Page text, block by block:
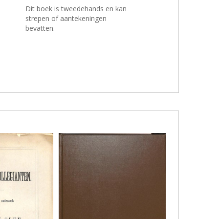
Dit boek is tweedehands en kan
strepen of aantekeningen
bevatten.